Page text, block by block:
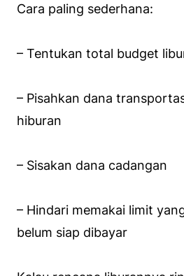
Cara paling sederhana:
– Tentukan total budget
– Pisahkan dana
hiburan
– Sisakan dana cadangan
– Hindari memakai limit
belum siap dibayar